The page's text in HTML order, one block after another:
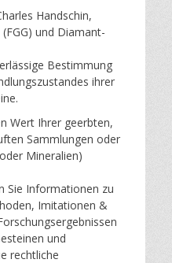
Handschin,
und Diamant-
Bestimmung
ihrer
Wert Ihrer geerbten,
Sammlungen oder
Mineralien)
Sie Informationen zu
Imitationen &
und
rechtliche